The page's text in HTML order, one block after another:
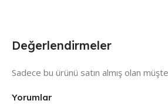
Değerlendirmeler
Yorumlar
Sadece bu ürünü satın almış olan